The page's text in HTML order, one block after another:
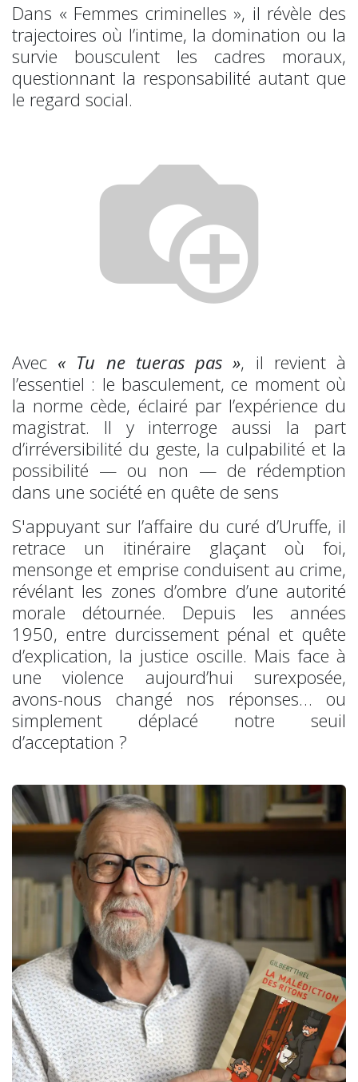
Dans « Femmes criminelles », il révèle des
trajectoires où l’intime, la domination ou la
survie bousculent les cadres moraux,
questionnant la responsabilité autant que
le regard social.
Avec « Tu ne tueras pas », il revient à
l’essentiel : le basculement, ce moment où
la norme cède, éclairé par l’expérience du
magistrat. Il y interroge aussi la part
d’irréversibilité du geste, la culpabilité et la
possibilité — ou non — de rédemption
dans une société en quête de sens
S'appuyant sur l’affaire du curé d’Uruffe, il
retrace un itinéraire glaçant où foi,
mensonge et emprise conduisent au crime,
révélant les zones d’ombre d’une autorité
morale détournée. Depuis les années
1950, entre durcissement pénal et quête
d’explication, la justice oscille. Mais face à
une violence aujourd’hui surexposée,
avons-nous changé nos réponses… ou
simplement déplacé notre seuil
d’acceptation ?